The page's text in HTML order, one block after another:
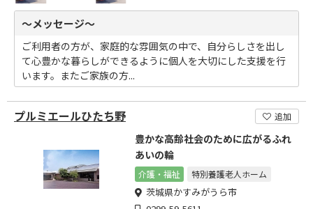
～メッセージ～
ご利用者の方が、家庭的な雰囲気の中で、自分らしさを出し
て心豊かな暮らしができるように個人を大切にした支援を行
います。またご家族の方...
プルミエールひたち野 追加
豊かな高齢社会のために広がるふれ
あいの輪
介護・福祉 特別養護老人ホーム
茨城県かすみがうら市